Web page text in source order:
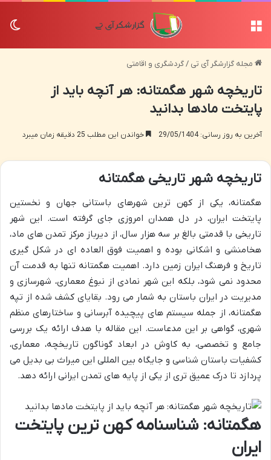
مجله گزارشگر آی تی /گردشگری و اقامتی
تاریخچه شهر هگمتانه: هر آنچه باید از
پایتخت مادها بدانید
آخرین به روز رسانی: 29/05/1404 خواندن این مطلب 25 دقیقه زمان میبرد
تاریخچه شهر تاریخی هگمتانه
هگمتانه، یکی از کهن ترین شهرهای باستانی جهان و نخستین
پایتخت ایران، در دل همدان امروزی جای گرفته است. این شهر
تاریخی با قدمتی بالغ بر سه هزار سال، از دیرباز مرکز تمدن های ماد،
هخامنشی و اشکانی بوده و اهمیت فوق العاده ای در شکل گیری
تاریخ و فرهنگ ایران زمین دارد. اهمیت هگمتانه تنها به قدمت آن
محدود نمی شود، بلکه این شهر نمادی از نبوغ معماری، شهرسازی و
مدیریت در ایران باستان به شمار می رود. بقایای کشف شده از تپه
هگمتانه، از جمله سیستم های پیچیده آبرسانی و ساختارهای منظم
شهری، گواهی بر این مدعاست. این مقاله با هدف ارائه یک بررسی
جامع و تخصصی، به کاوش در ابعاد گوناگون تاریخچه، معماری،
کشفیات باستان شناسی و جایگاه بین المللی این میراث بی بدیل می
پردازد تا درک عمیق تری از یکی از پایه های تمدن ایرانی ارائه دهد.
هگمتانه: شناسنامه کهن ترین پایتخت
ایران